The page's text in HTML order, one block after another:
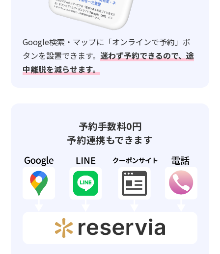
Google検索・マップに「オンラインで予約」ボ
タンを設置できます。迷わず予約できるので、途
中離脱を減らせます。
予約手数料0円
予約連携もできます